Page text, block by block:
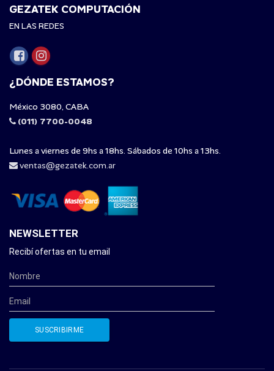
GEZATEK COMPUTACIÓN
EN LAS REDES
¿DÓNDE ESTAMOS?
México 3080, CABA
(011) 7700-0048
Lunes a viernes de 9hs a 18hs. Sábados de 10hs a 13hs.
ventas@gezatek.com.ar
NEWSLETTER
Recibí ofertas en tu email